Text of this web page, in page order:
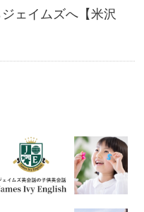
ェイムズへ【米沢